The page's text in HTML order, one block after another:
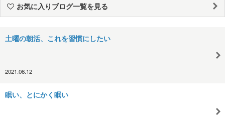
お気に入りブログ一覧を見る
土曜の朝活、これを習慣にしたい
2021.06.12
眠い、とにかく眠い